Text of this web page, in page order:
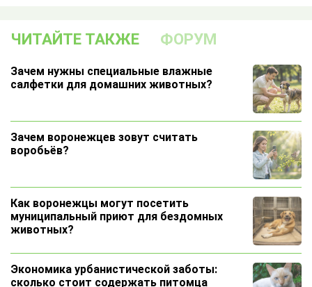
ЧИТАЙТЕ ТАКЖЕ ФОРУМ
Зачем нужны специальные влажные
салфетки для домашних животных?
Зачем воронежцев зовут считать
воробьёв?
Как воронежцы могут посетить
муниципальный приют для бездомных
животных?
Экономика урбанистической заботы:
сколько стоит содержать питомца